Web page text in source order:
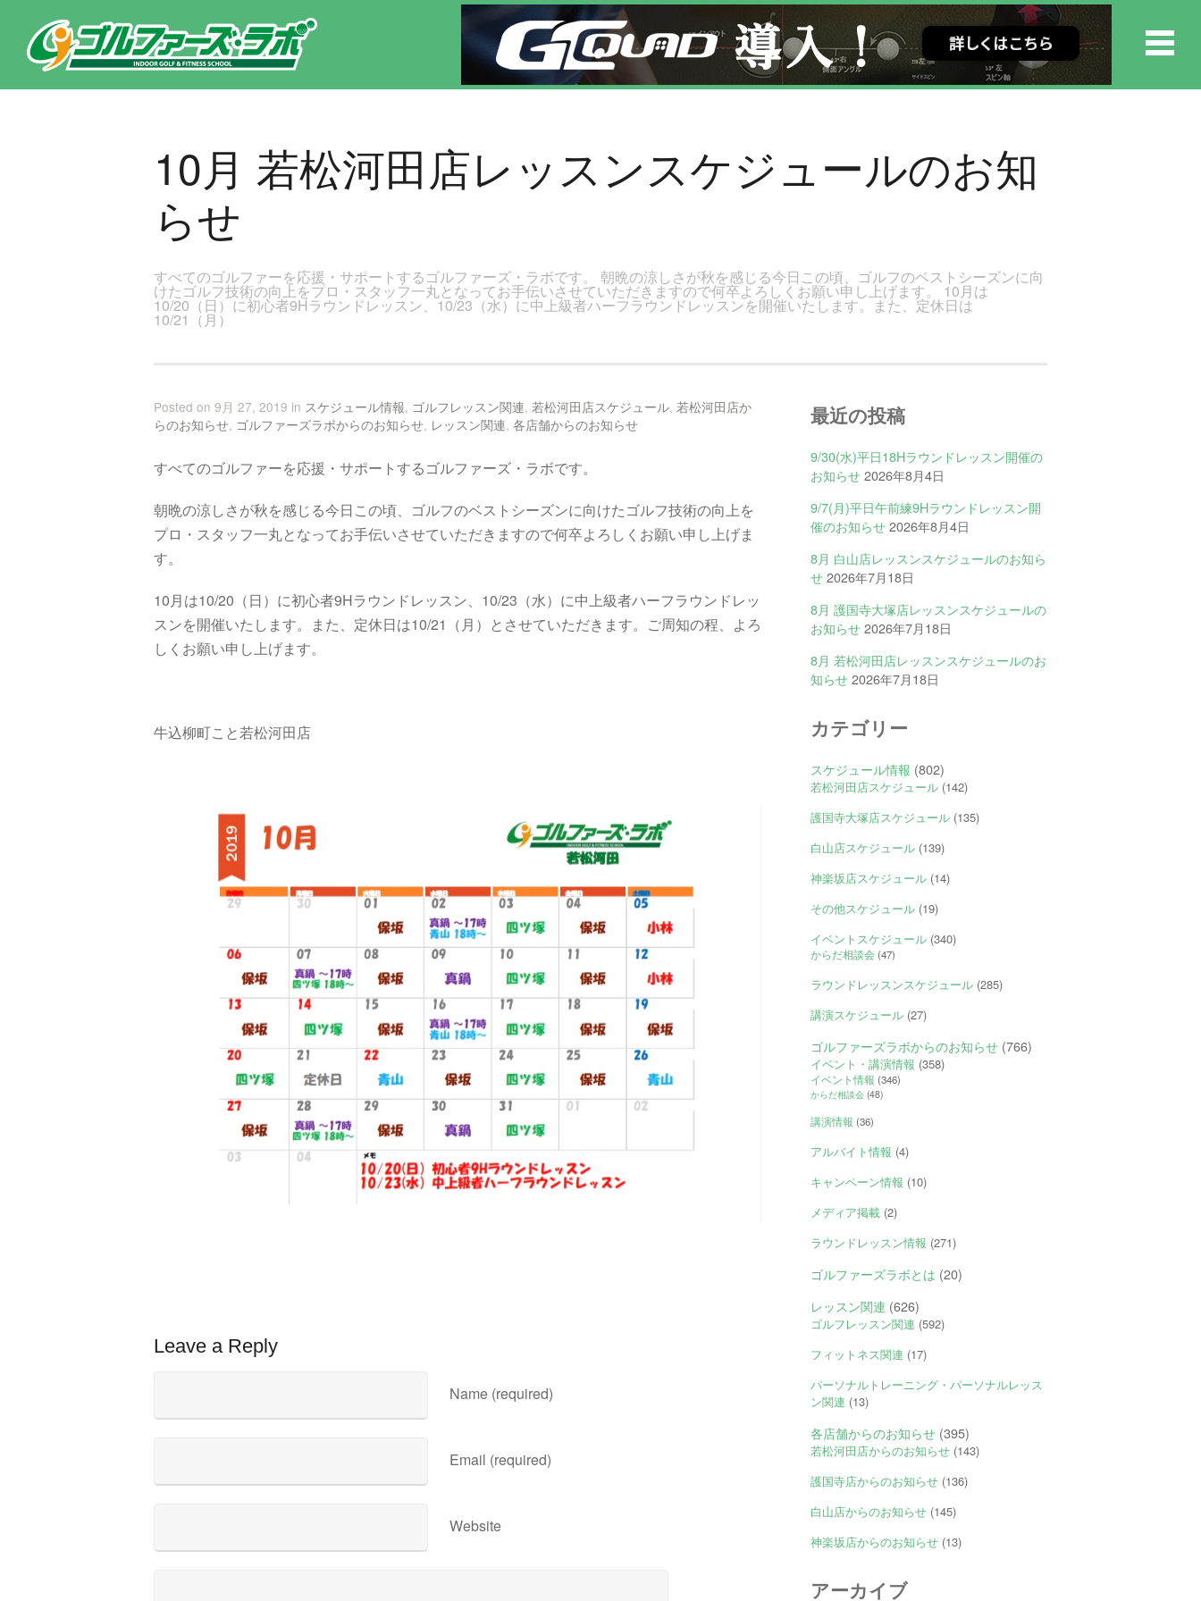
東京都新宿区・文京区ゴルフレッスンのゴルファーズ・ラボ » 10月 若松河田店レッスンスケジュールのお知らせのページです。新宿区、若松河田で気軽にゴルフレッスン！
10月 若松河田店レッスンスケジュールのお知
らせ
すべてのゴルファーを応援・サポートするゴルファーズ・ラボです。 朝晩の涼しさが秋を感じる今日この頃、ゴルフのベストシーズンに向
けたゴルフ技術の向上をプロ・スタッフ一丸となってお手伝いさせていただきますので何卒よろしくお願い申し上げます。 10月は
10/20（日）に初心者9Hラウンドレッスン、10/23（水）に中上級者ハーフラウンドレッスンを開催いたします。また、定休日は
10/21（月）
Posted on 9月 27, 2019 in スケジュール情報, ゴルフレッスン関連, 若松河田店スケジュール, 若松河田店か
らのお知らせ, ゴルファーズラボからのお知らせ, レッスン関連, 各店舗からのお知らせ
すべてのゴルファーを応援・サポートするゴルファーズ・ラボです。
朝晩の涼しさが秋を感じる今日この頃、ゴルフのベストシーズンに向けたゴルフ技術の向上を
プロ・スタッフ一丸となってお手伝いさせていただきますので何卒よろしくお願い申し上げま
す。
10月は10/20（日）に初心者9Hラウンドレッスン、10/23（水）に中上級者ハーフラウンドレッ
スンを開催いたします。また、定休日は10/21（月）とさせていただきます。ご周知の程、よろ
しくお願い申し上げます。
牛込柳町こと若松河田店
Leave a Reply
Name (required)
Email (required)
Website
最近の投稿
9/30(水)平日18Hラウンドレッスン開催の
お知らせ2026年8月4日
9/7(月)平日午前練9Hラウンドレッスン開
催のお知らせ2026年8月4日
8月 白山店レッスンスケジュールのお知ら
せ2026年7月18日
8月 護国寺大塚店レッスンスケジュールの
お知らせ2026年7月18日
8月 若松河田店レッスンスケジュールのお
知らせ2026年7月18日
カテゴリー
スケジュール情報 (802)
若松河田店スケジュール (142)
護国寺大塚店スケジュール (135)
白山店スケジュール (139)
神楽坂店スケジュール (14)
その他スケジュール (19)
イベントスケジュール (340)
からだ相談会 (47)
ラウンドレッスンスケジュール (285)
講演スケジュール (27)
ゴルファーズラボからのお知らせ (766)
イベント・講演情報 (358)
イベント情報 (346)
からだ相談会 (48)
講演情報 (36)
アルバイト情報 (4)
キャンペーン情報 (10)
メディア掲載 (2)
ラウンドレッスン情報 (271)
ゴルファーズラボとは (20)
レッスン関連 (626)
ゴルフレッスン関連 (592)
フィットネス関連 (17)
パーソナルトレーニング・パーソナルレッス
ン関連 (13)
各店舗からのお知らせ (395)
若松河田店からのお知らせ (143)
護国寺店からのお知らせ (136)
白山店からのお知らせ (145)
神楽坂店からのお知らせ (13)
アーカイブ